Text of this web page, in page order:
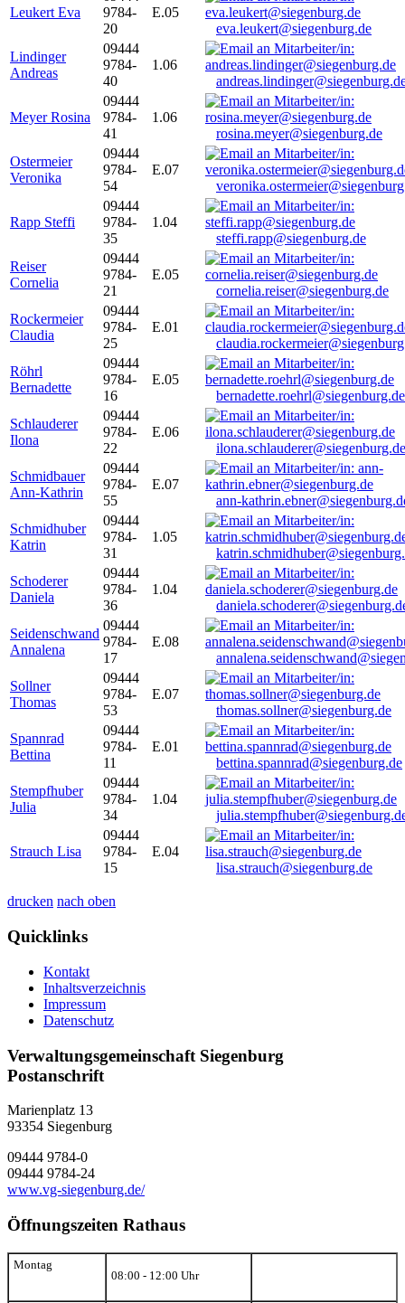
Leukert Eva
9784-
20
E.05
eva.leukert@siegenburg.de
Lindinger
Andreas
09444
9784-
40
1.06
Meyer Rosina
09444
9784-
41
1.06
rosina.meyer@siegenburg.de
Ostermeier
Veronika
09444
9784-
54
E.07
Rapp Steffi
09444
9784-
35
1.04
steffi.rapp@siegenburg.de
Reiser
Cornelia
09444
9784-
21
E.05
cornelia.reiser@siegenburg.de
Rockermeier
Claudia
09444
9784-
25
E.01
Röhrl
Bernadette
09444
9784-
16
E.05
bernadette.roehrl@siegenburg.de
Schlauderer
Ilona
09444
9784-
22
E.06
ilona.schlauderer@siegenburg.de
Schmidbauer
Ann-Kathrin
09444
9784-
55
E.07
ann-
Schmidhuber
Katrin
09444
9784-
31
1.05
Schoderer
Daniela
09444
9784-
36
1.04
Seidenschwand
Annalena
09444
9784-
17
E.08
Sollner
Thomas
09444
9784-
53
E.07
thomas.sollner@siegenburg.de
Spannrad
Bettina
09444
9784-
11
E.01
bettina.spannrad@siegenburg.de
Stempfhuber
Julia
09444
9784-
34
1.04
Strauch Lisa
09444
9784-
15
E.04
lisa.strauch@siegenburg.de
drucken nach oben
Quicklinks
Kontakt
Inhaltsverzeichnis
Impressum
Datenschutz
Verwaltungsgemeinschaft Siegenburg
Postanschrift
Marienplatz 13
93354 Siegenburg
09444 9784-0
09444 9784-24
www.vg-siegenburg.de/
Öffnungszeiten Rathaus
Montag
08:00 - 12:00 Uhr